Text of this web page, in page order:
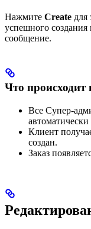
Нажмите Create для
успешного
сообщение.
Что происходит
Все Супер-
Клиент
создан.
Заказ